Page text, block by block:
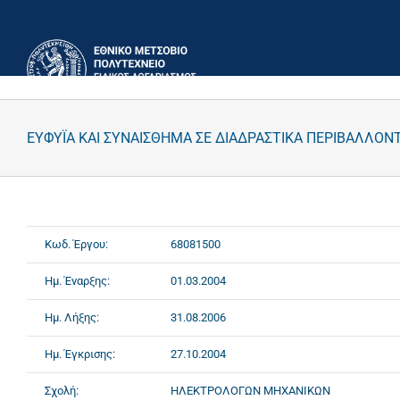
περιεχόμενο
ΕΥΦΥΪΑ ΚΑΙ ΣΥΝΑΙΣΘΗΜΑ ΣΕ ΔΙΑΔΡΑΣΤΙΚΑ
Κωδ. Έργου: 68081500
Ημ. Έναρξης: 01.03.2004
Ημ. Λήξης: 31.08.2006
Ημ. Έγκρισης: 27.10.2004
Σχολή: ΗΛΕΚΤΡΟΛΟΓΩΝ ΜΗΧΑΝΙΚΩΝ